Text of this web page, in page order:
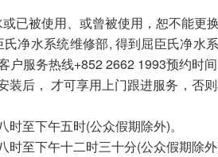
已被使用、或曾被使用，恕不能更换
净水系统维修部, 得到屈臣氏净水
服务热线+852 2662 1993预约时间
后， 才可享用上门跟进服务，否
至下午五时(公众假期除外)。
至下午十二时三十分(公众假期除外)